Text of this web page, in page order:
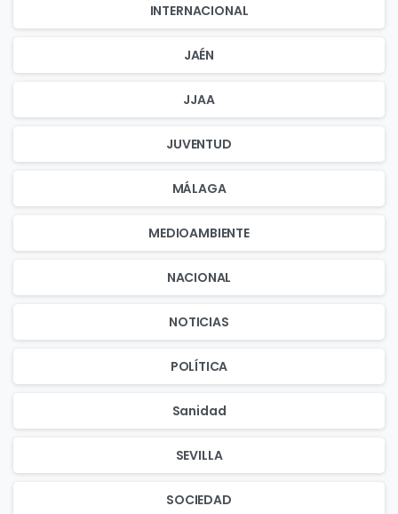
INTERNACIONAL
JAÉN
JJAA
JUVENTUD
MÁLAGA
MEDIOAMBIENTE
NACIONAL
NOTICIAS
POLÍTICA
Sanidad
SEVILLA
SOCIEDAD